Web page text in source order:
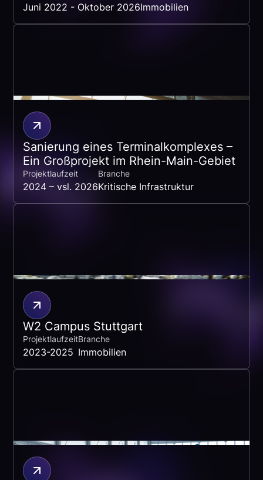
Juni 2022 - Oktober 2026Immobilien
Sanierung eines Terminalkomplexes –
Ein Großprojekt im Rhein-Main-Gebiet
Projektlaufzeit
2024 – vsl. 2026
Branche
Kritische Infrastruktur
W2 Campus Stuttgart
Projektlaufzeit
2023-2025
Branche
Immobilien